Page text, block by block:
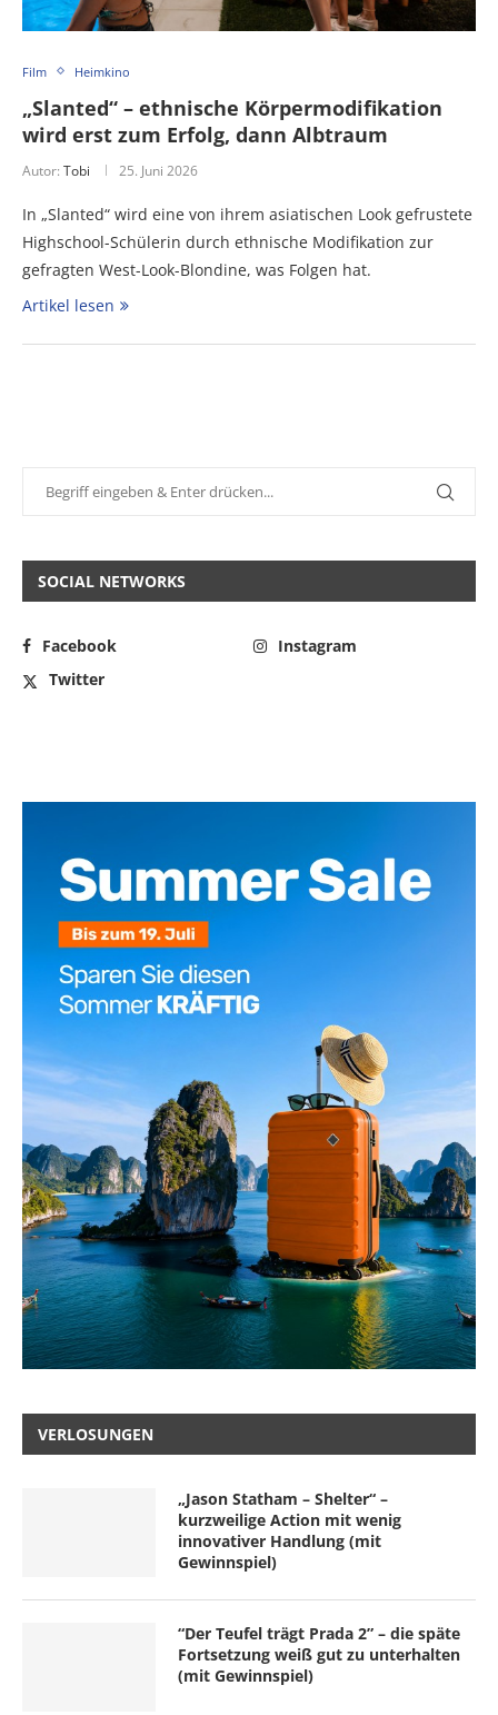
Film Heimkino
„Slanted“ – ethnische Körpermodifikation
wird erst zum Erfolg, dann Albtraum
Autor: Tobi 25. Juni 2026
In „Slanted“ wird eine von ihrem asiatischen Look gefrustete
Highschool-Schülerin durch ethnische Modifikation zur
gefragten West-Look-Blondine, was Folgen hat.
Artikel lesen
SOCIAL NETWORKS
Facebook
Instagram
Twitter
VERLOSUNGEN
„Jason Statham – Shelter“ –
kurzweilige Action mit wenig
innovativer Handlung (mit
Gewinnspiel)
“Der Teufel trägt Prada 2” – die späte
Fortsetzung weiß gut zu unterhalten
(mit Gewinnspiel)